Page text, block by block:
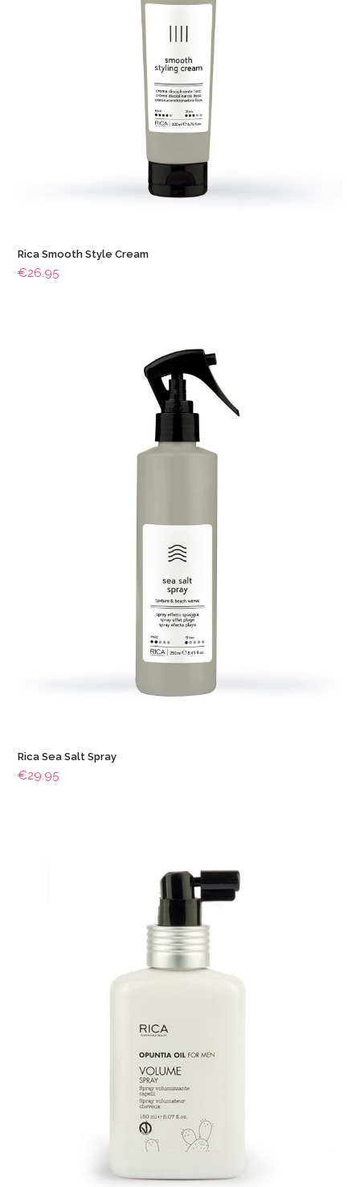
Rica Smooth Style Cream
€26.95
Rica Sea Salt Spray
€29.95